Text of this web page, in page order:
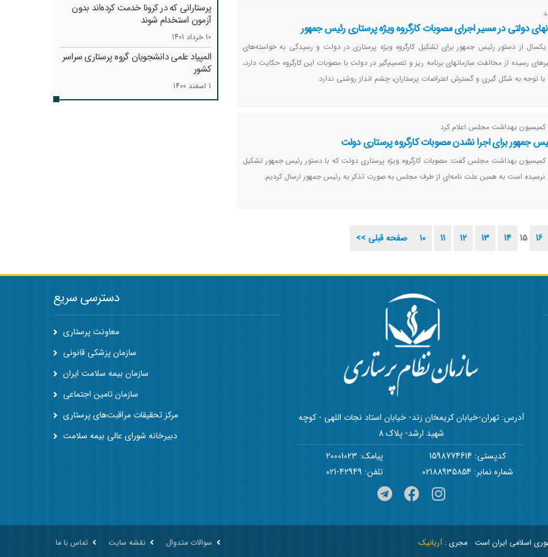
دولتی در مسیر اجرای مصوبات کارگروه ویژه پرستاری رئیس جمهور
از دستور رئیس جمهور برای تشکیل کارگروه ویژه پرستاری در دولت و رسیدگی به خواسته‌های
رسیده از مخالفت سازمانهای برنامه ریز و تصمیم‌گیر در دولت با مصوبات این کارگروه حکایت دارد،
توجه به شکل گیری و گسترش اعتراضات پرستاران، چشم انداز روشنی ندارد.
کمیسیون بهداشت مجلس اعلام کرد
جمهور برای اجرا نشدن مصوبات کارگروه پرستاری دولت
کمیسیون بهداشت مجلس گفت: مصوبات کارگروه ویژه پرستاری دولت که با دستور رئیس جمهور تشکیل
نرسیده است به همین علت نامه‌ای از طرف مجلس به صورت تذکر به رئیس جمهور ارسال کردیم.
<< صفحه قبلی 10 11 12 13 14 15 16
پرستارانی که در کرونا خدمت کرد‌ه‌اند بدون
آزمون استخدام شوند
10 خرداد 1401
المپیاد علمی دانشجویان گروه پرستاری سراسر
کشور
1 اسفند 1400
آدرس: تهران-خیابان کریمخان زند- خیابان استاد نجات اللهی - کوچه
شهید ارشد- پلاک 8
کدپستی: 1598774614
پیامک: 20001023
شماره نمابر: 02188935854
تلفن: 42949-021
دسترسی سریع
معاونت پرستاری
سازمان پزشکی قانونی
سازمان بیمه سلامت ایران
سازمان تامین اجتماعی
مرکز تحقیقات مراقبت‌های پرستاری
دبیرخانه شورای عالی بیمه سلامت
اسلامی ایران است مجری :آریانیک سوالات متدوال نقشه سایت تماس با ما